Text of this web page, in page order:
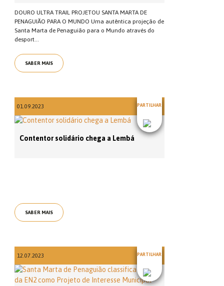
DOURO ULTRA TRAIL PROJETOU SANTA MARTA DE
PENAGUIÃO PARA O MUNDO Uma autêntica projeção de
Santa Marta de Penaguião para o Mundo através do
desport...
SABER MAIS
01.09.2023 PARTILHAR
Contentor solidário chega a Lembá
SABER MAIS
12.07.2023 PARTILHAR